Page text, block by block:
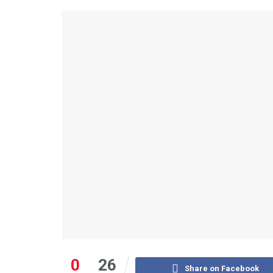
0 26 Share on Facebook